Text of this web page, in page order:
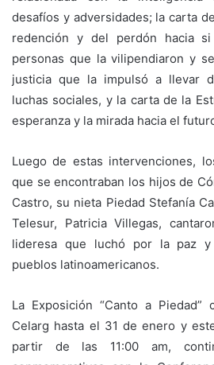
desafíos y adversidades; la carta
redención y del perdón hacia
personas que la vilipendiaron y
justicia que la impulsó a llevar
luchas sociales, y la carta de la
esperanza y la mirada hacia el
Luego de estas intervenciones,
que se encontraban los hijos de
Castro, su nieta Piedad Stefanía
Telesur, Patricia Villegas,
lideresa que luchó por la paz
pueblos latinoamericanos.
La Exposición “Canto a
Celarg hasta el 31 de enero y
partir de las 11:00 am,